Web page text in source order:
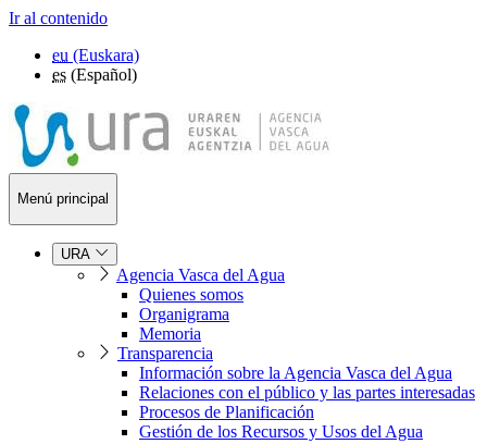
Ir al contenido
eu (Euskara)
es (Español)
Menú principal
URA
Agencia Vasca del Agua
Quienes somos
Organigrama
Memoria
Transparencia
Información sobre la Agencia Vasca del Agua
Relaciones con el público y las partes interesadas
Procesos de Planificación
Gestión de los Recursos y Usos del Agua